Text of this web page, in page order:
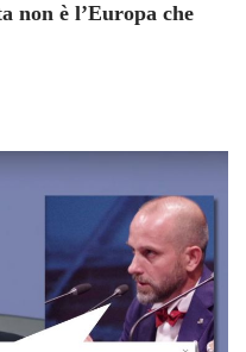
non è l’Europa che